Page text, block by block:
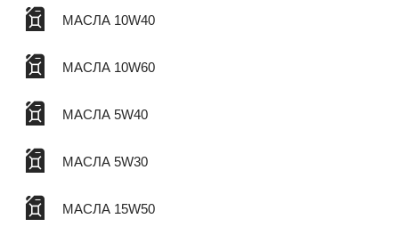
МАСЛА 10W40
МАСЛА 10W60
МАСЛА 5W40
МАСЛА 5W30
МАСЛА 15W50